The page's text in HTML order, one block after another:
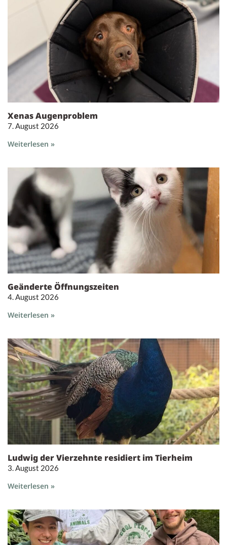
Xenas Augenproblem
7. August 2026
Weiterlesen »
Geänderte Öffnungszeiten
4. August 2026
Weiterlesen »
Ludwig der Vierzehnte residiert im Tierheim
3. August 2026
Weiterlesen »